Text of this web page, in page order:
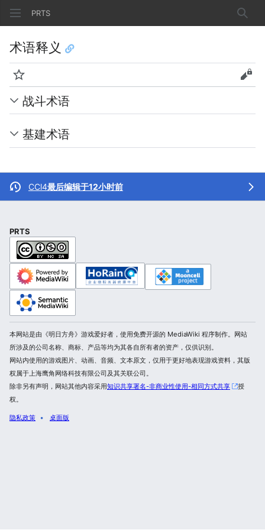
PRTS 搜索
术语释义
监视 查看
战斗术语
基建术语
CCl4最后编辑于12小时前
PRTS
本网站是由《明日方舟》游戏爱好者，使用免费开源的 MediaWiki 程序制作。网站
所涉及的公司名称、商标、产品等均为其各自所有者的资产，仅供识别。
网站内使用的游戏图片、动画、音频、文本原文，仅用于更好地表现游戏资料，其版
权属于上海鹰角网络科技有限公司及其关联公司。
除非另有声明，网站其他内容采用知识共享署名-非商业性使用-相同方式共享
授
权。
隐私政策 桌面版